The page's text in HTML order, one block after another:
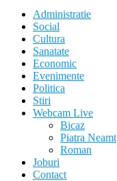
Administratie
Social
Cultura
Sanatate
Economic
Evenimente
Politica
Stiri
Webcam Live
Bicaz
Piatra Neamt
Roman
Joburi
Contact